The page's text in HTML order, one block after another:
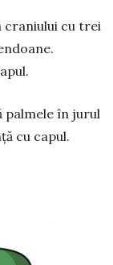
craniu­lui cu trei
pal­me­le în jurul
cu capul.